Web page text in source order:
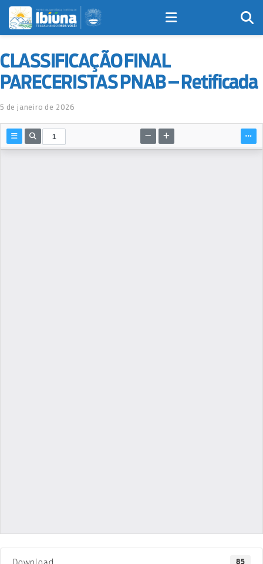
CLASSIFICAÇÃO FINAL
PARECERISTAS PNAB – Retificada
5 de janeiro de 2026
85